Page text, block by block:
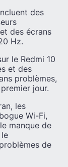
des
des écrans
Hz.
le Redmi 10
et des
problèmes,
jour.
les
Wi-Fi,
manque de
de